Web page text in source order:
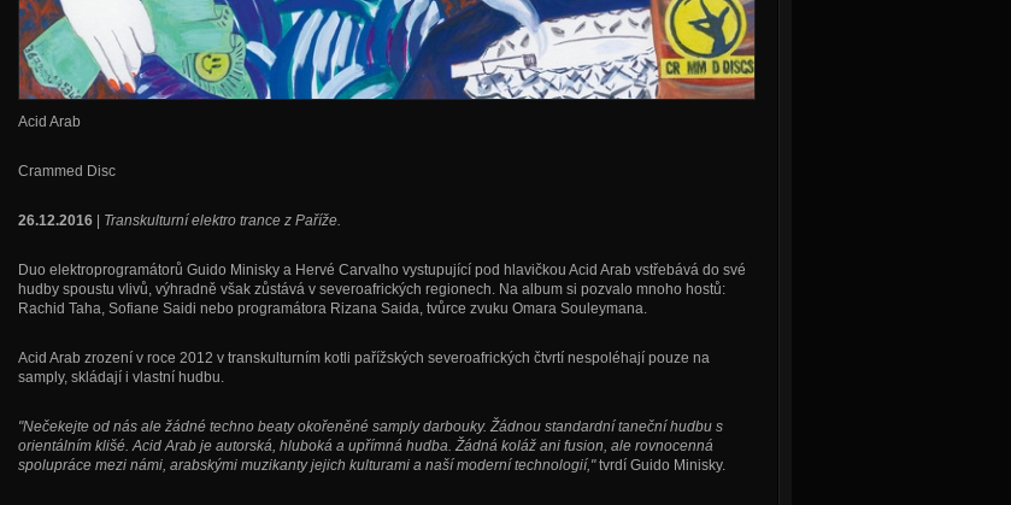
Acid Arab
Crammed Disc
26.12.2016| Transkulturní elektro trance z Paříže.
Duo elektroprogramátorů Guido Minisky a Hervé Carvalho vystupující pod hlavičkou Acid Arab vstřebává do své
hudby spoustu vlivů, výhradně však zůstává v severoafrických regionech. Na album si pozvalo mnoho hostů:
Rachid Taha, Sofiane Saidi nebo programátora Rizana Saida, tvůrce zvuku Omara Souleymana.
Acid Arab zrození v roce 2012 v transkulturním kotli pařížských severoafrických čtvrtí nespoléhají pouze na
samply, skládají i vlastní hudbu.
"Nečekejte od nás ale žádné techno beaty okořeněné samply darbouky. Žádnou standardní taneční hudbu s
orientálním klišé. Acid Arab je autorská, hluboká a upřímná hudba. Žádná koláž ani fusion, ale rovnocenná
spolupráce mezi námi, arabskými muzikanty jejich kulturami a naší moderní technologií,"tvrdí Guido Minisky.